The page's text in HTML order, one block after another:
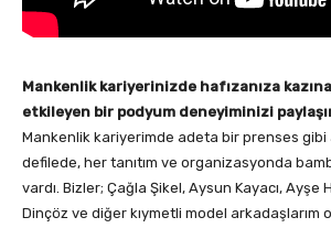
Mankenlik kariyerinizde hafızanıza
etkileyen bir podyum deneyiminizi paylaşır
Mankenlik kariyerimde adeta bir prenses gibi
defilede, her tanıtım ve organizasyonda
vardı. Bizler; Çağla Şikel, Aysun Kayacı, Ayşe
Dinçöz ve diğer kıymetli model arkadaşlarım